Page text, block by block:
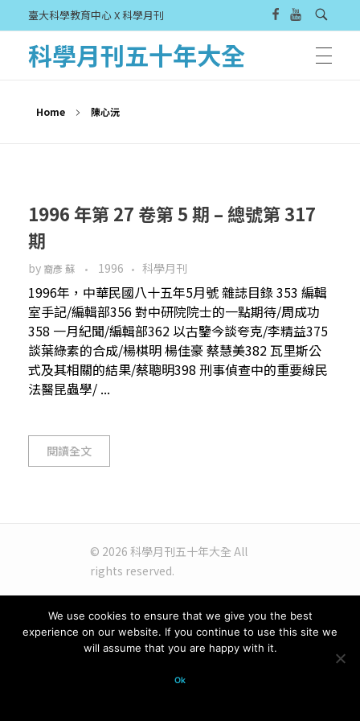
臺大科學教育中心 X 科學月刊
科學月刊五十年大全
Home 陳心沅
1996 年第 27 卷第 5 期 – 總號第 317
期
by 裔彥 蘇 1996 科學月刊
1996年，中華民國八十五年5月號 雜誌目錄 353 編輯
室手記/編輯部356 對中研院院士的一點期待/周成功
358 一月紀聞/編輯部362 以古鑒今談夸克/李精益375
談葉綠素的合成/楊棋明 楊佳豪 蔡慧美382 瓦里斯公
式及其相關的結果/蔡聰明398 刑事偵查中的重要線民
法醫昆蟲學/ ...
閱讀全文
© 2026 科學月刊五十年大全 All
rights reserved.
We use cookies to ensure that we give you the best
experience on our website. If you continue to use this site we
will assume that you are happy with it.
Ok